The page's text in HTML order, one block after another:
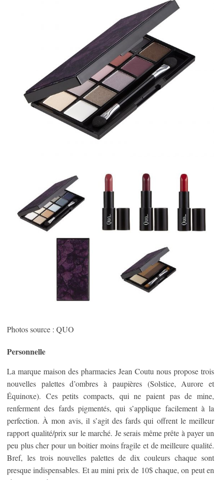
Photos source : QUO
Personnelle
La marque maison des pharmacies Jean Coutu nous propose trois
nouvelles palettes d’ombres à paupières (Solstice, Aurore et
Équinoxe). Ces petits compacts, qui ne paient pas de mine,
renferment des fards pigmentés, qui s’applique facilement à la
perfection. À mon avis, il s’agit des fards qui offrent le meilleur
rapport qualité/prix sur le marché. Je serais même prête à payer un
peu plus cher pour un boitier moins fragile et de meilleure qualité.
Bref, les trois nouvelles palettes de dix couleurs chaque sont
presque indispensables. Et au mini prix de 10$ chaque, on peut en